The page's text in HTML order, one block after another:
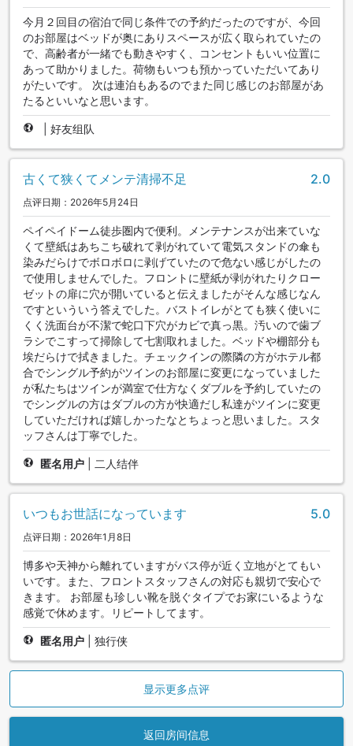
今月２回目の宿泊で同じ条件での予約だったのですが、今回
のお部屋はベッドが奥にありスペースが広く取られていたの
で、高齢者が一緒でも動きやすく、コンセントもいい位置に
あって助かりました。荷物もいつも預かっていただいてあり
がたいです。 次は連泊もあるのでまた同じ感じのお部屋があ
たるといいなと思います。
好友组队
古くて狭くてメンテ清掃不足 2.0
点评日期：2026年5月24日
ペイペイドーム徒歩圏内で便利。メンテナンスが出来ていな
くて壁紙はあちこち破れて剥がれていて電気スタンドの傘も
染みだらけでボロボロに剥げていたので危ない感じがしたの
で使用しませんでした。フロントに壁紙が剥がれたりクロー
ゼットの扉に穴が開いていると伝えましたがそんな感じなん
ですといういう答えでした。バストイレがとても狭く使いに
くく洗面台が不潔で蛇口下穴がカビで真っ黒。汚いので歯ブ
ラシでこすって掃除して七割取れました。ベッドや棚部分も
埃だらけで拭きました。チェックインの際隣の方がホテル都
合でシングル予約がツインのお部屋に変更になっていました
が私たちはツインが満室で仕方なくダブルを予約していたの
でシングルの方はダブルの方が快適だし私達がツインに変更
していただければ嬉しかったなとちょっと思いました。スタ
ッフさんは丁寧でした。
匿名用户 二人结伴
いつもお世話になっています 5.0
点评日期：2026年1月8日
博多や天神から離れていますがバス停が近く立地がとてもい
いです。また、フロントスタッフさんの対応も親切で安心で
きます。 お部屋も珍しい靴を脱ぐタイプでお家にいるような
感覚で休めます。リピートしてます。
匿名用户 独行侠
显示更多点评
返回房间信息